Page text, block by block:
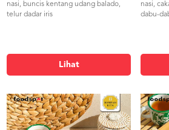
nasi, buncis kentang udang balado,
telur dadar iris
Lihat
nasi,
dabu-